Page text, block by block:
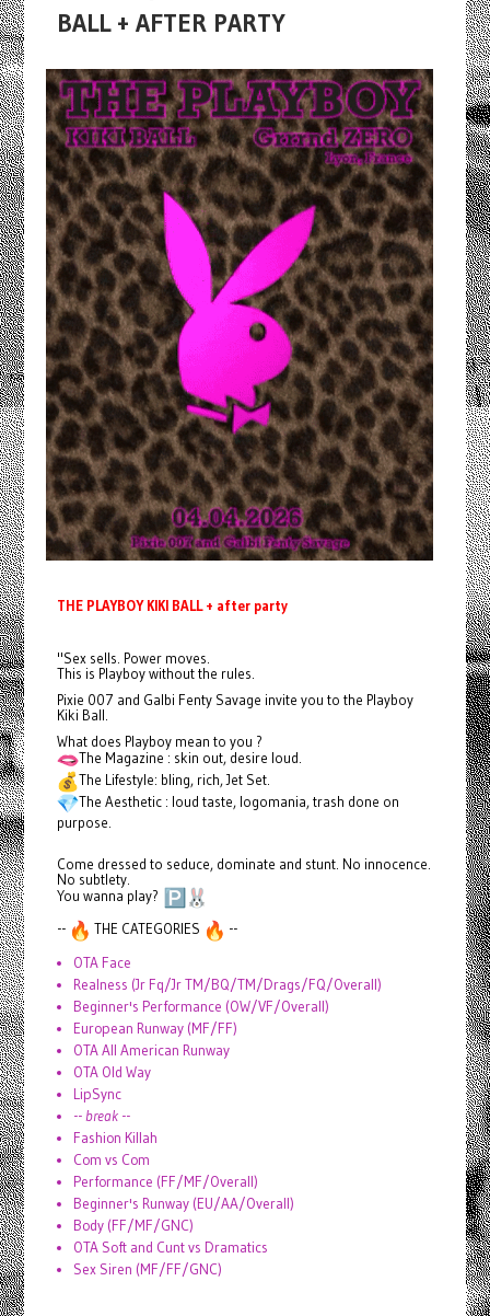
BALL + AFTER PARTY
THE PLAYBOY KIKI BALL + after party
"Sex sells. Power moves.
This is Playboy without the rules.
Pixie 007 and Galbi Fenty Savage invite you to the Playboy
Kiki Ball.
What does Playboy mean to you ?
The Magazine : skin out, desire loud.
The Lifestyle: bling, rich, Jet Set.
The Aesthetic : loud taste, logomania, trash done on
purpose.
Come dressed to seduce, dominate and stunt. No innocence.
No subtlety.
You wanna play?
--
THE CATEGORIES --
OTA Face
Realness (Jr Fq/Jr TM/BQ/TM/Drags/FQ/Overall)
Beginner's Performance (OW/VF/Overall)
European Runway (MF/FF)
OTA All American Runway
OTA Old Way
LipSync
--break--
Fashion Killah
Com vs Com
Performance (FF/MF/Overall)
Beginner's Runway (EU/AA/Overall)
Body (FF/MF/GNC)
OTA Soft and Cunt vs Dramatics
Sex Siren (MF/FF/GNC)